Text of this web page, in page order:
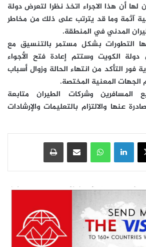
أن هذا الاجراء اتخذ نظرا لتعرض دولة
آثمة وما قد يترتب على ذلك من مخاطر
المدني في المنطقة.
التطورات بشكل مستمر بالتنسيق مع
الكويت وستتم إعادة فتح الأجواء
فور التأكد من انتهاء الحالة وزوال أسباب
الجهات المعنية المختصة.
المسافرين وشركات الطيران متابعة
عنها والالتزام بالتعليمات والإرشادات
‫X لينكدإنواتساب مشاركة عبر البريد طباعة